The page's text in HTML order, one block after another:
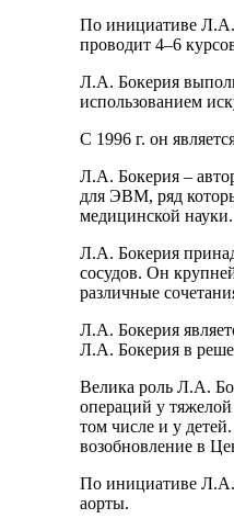
По инициативе Л.А.
проводит 4–6
Л.А. Бокерия
использованием
С 1996 г. он
Л.А. Бокерия –
для ЭВМ, ряд
медицинской науки.
Л.А. Бокерия
сосудов. Он
различные
Л.А. Бокерия
Л.А. Бокерия в
Велика роль Л.А.
операций у
том числе и у
возобновление в
По инициативе Л.А.
аорты.